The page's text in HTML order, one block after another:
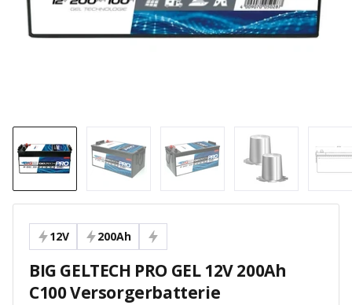
12V 200Ah
BIG GELTECH PRO GEL 12V 200Ah
C100 Versorgerbatterie